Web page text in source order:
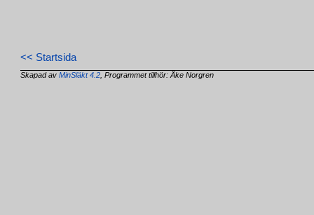
<< Startsida
Skapad avMinSläkt 4.2 , Programmet tillhör: Åke Norgren